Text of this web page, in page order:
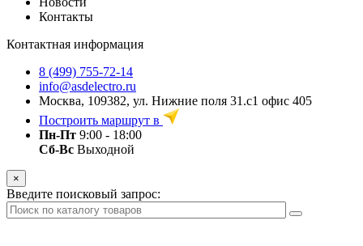
Контакты
Контактная информация
8 (499) 755-72-14
info@asdelectro.ru
Москва, 109382, ул. Нижние поля 31.с1 офис 405
Построить маршрут в
Пн-Пт 9:00 - 18:00
Сб-Вс Выходной
×
Введите поисковый запрос: